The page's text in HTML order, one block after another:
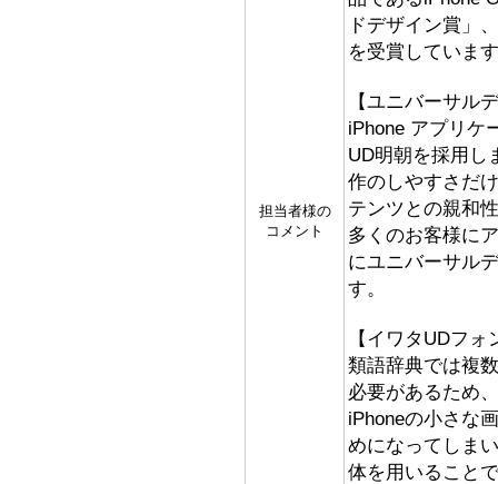
担当者様の
コメント
ドデザイン賞」
を受賞していま
【ユニバーサル
iPhone アプリケ
UD明朝を採用し
作のしやすさだ
テンツとの親和
多くのお客様に
にユニバーサル
す。
【イワタUDフ
類語辞典では複
必要があるため
iPhoneの小さな
めになってしま
体を用いること